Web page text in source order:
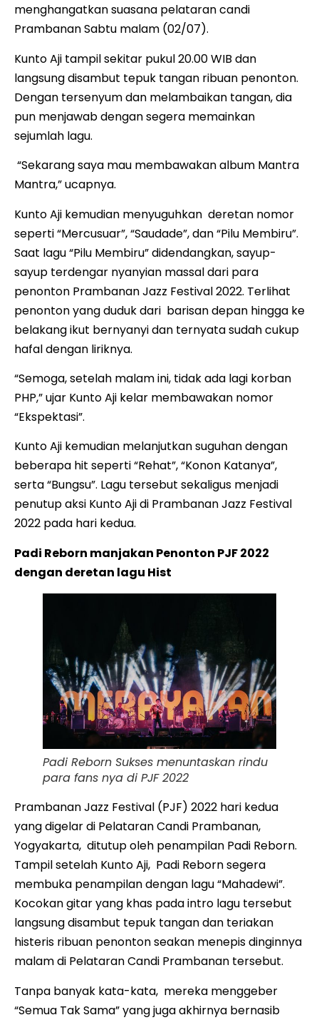
menghangatkan suasana pelataran candi
Prambanan Sabtu malam (02/07).
Kunto Aji tampil sekitar pukul 20.00 WIB dan
langsung disambut tepuk tangan ribuan penonton.
Dengan tersenyum dan melambaikan tangan, dia
pun menjawab dengan segera memainkan
sejumlah lagu.
“Sekarang saya mau membawakan album Mantra
Mantra,” ucapnya.
Kunto Aji kemudian menyuguhkan deretan nomor
seperti “Mercusuar”, “Saudade”, dan “Pilu Membiru”.
Saat lagu “Pilu Membiru” didendangkan, sayup-
sayup terdengar nyanyian massal dari para
penonton Prambanan Jazz Festival 2022. Terlihat
penonton yang duduk dari barisan depan hingga ke
belakang ikut bernyanyi dan ternyata sudah cukup
hafal dengan liriknya.
“Semoga, setelah malam ini, tidak ada lagi korban
PHP,” ujar Kunto Aji kelar membawakan nomor
“Ekspektasi”.
Kunto Aji kemudian melanjutkan suguhan dengan
beberapa hit seperti “Rehat”, “Konon Katanya”,
serta “Bungsu”. Lagu tersebut sekaligus menjadi
penutup aksi Kunto Aji di Prambanan Jazz Festival
2022 pada hari kedua.
Padi Reborn manjakan Penonton PJF 2022
dengan deretan lagu Hist
Padi Reborn Sukses menuntaskan rindu
para fans nya di PJF 2022
Prambanan Jazz Festival (PJF) 2022 hari kedua
yang digelar di Pelataran Candi Prambanan,
Yogyakarta, ditutup oleh penampilan Padi Reborn.
Tampil setelah Kunto Aji, Padi Reborn segera
membuka penampilan dengan lagu “Mahadewi”.
Kocokan gitar yang khas pada intro lagu tersebut
langsung disambut tepuk tangan dan teriakan
histeris ribuan penonton seakan menepis dinginnya
malam di Pelataran Candi Prambanan tersebut.
Tanpa banyak kata-kata, mereka menggeber
“Semua Tak Sama” yang juga akhirnya bernasib